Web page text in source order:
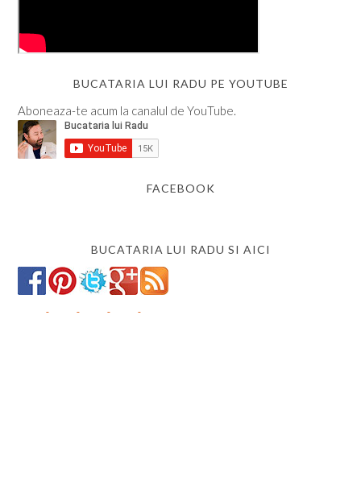
BUCATARIA LUI RADU PE YOUTUBE
Aboneaza-te acum la canalul de YouTube.
FACEBOOK
BUCATARIA LUI RADU SI AICI